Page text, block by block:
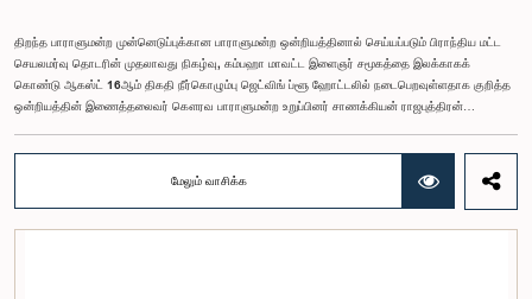
திறந்த பாராளுமன்ற முன்னெடுப்புக்கான பாராளுமன்ற ஒன்றியத்தினால் செய்யப்படும் பிராந்திய மட்ட
செயலமர்வு தொடரின் முதலாவது நிகழ்வு, கம்பஹா மாவட்ட இளைஞர் சமூகத்தை இலக்காகக்
கொண்டு ஆகஸ்ட் 16ஆம் திகதி நீர்கொழும்பு ஜெட்விங் ப்ளூ ஹோட்டலில் நடைபெறவுள்ளதாக குறித்த
ஒன்றியத்தின் இணைத்தலைவர் கௌரவ பாராளுமன்ற உறுப்பினர் சாணக்கியன் ராஜபுத்திரன்
பங்கேற்புடன் திறந்த பாராளுமன்றக் கருத்திட்டத்தை மேலும் முன்னெடுத்துச் செல்லும் நோக்கில் இந்த
செயலமர்வு தொடர் ஏற்பாடு செய்யப்படுகின்றது. இதில் ஒன்றியத்தின் உறுப்பினர்கள் மற்றும் கம்பஹா
மாவட்டத்தை பிரதிநிதித்துவப்படுத்தும் பாராளுமன்ற உறுப்பினர்களும் பங்கேற்கவிருக்கின்றனர்.இந்த
மேலும் வாசிக்க